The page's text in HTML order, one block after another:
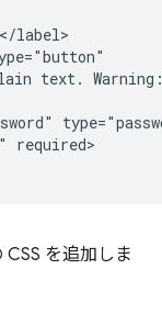
label>
text.
required>
を追加しま